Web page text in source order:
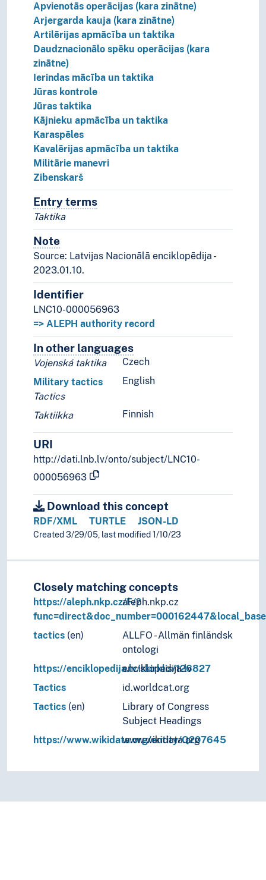
Apvienotās operācijas (kara zinātne)
Arjergarda kauja (kara zinātne)
Artilērijas apmācība un taktika
Daudznacionālo spēku operācijas (kara
zinātne)
Ierindas mācība un taktika
Jūras kontrole
Jūras taktika
Kājnieku apmācība un taktika
Karaspēles
Kavalērijas apmācība un taktika
Militārie manevri
Zibenskarš
Entry termsAlternative terms for the concept.
Taktika
NoteNotes
Source: Latvijas Nacionālā enciklopēdija -
2023.01.10.
Identifier
LNC10-000056963
=> ALEPH authority record
In other languagesTerms for the concept in
Czech
Vojenská taktika
English
Military tactics
Tactics
Finnish
Taktiikka
URI
http://dati.lnb.lv/onto/subject/LNC10-
000056963
Download this concept
RDF/XML TURTLE JSON-LD
Created 3/29/05, last modified 1/10/23
Closely matching concepts
https://aleph.nkp.cz/F/?aleph.nkp.cz
tactics (en)
ALLFO - Allmän finländsk
ontologi
https://enciklopedija.lv/skirklis/126827
enciklopedija.lv
Tactics
id.worldcat.org
Tactics (en)
Library of Congress
Subject Headings
https://www.wikidata.org/entity/Q207645
www.wikidata.org